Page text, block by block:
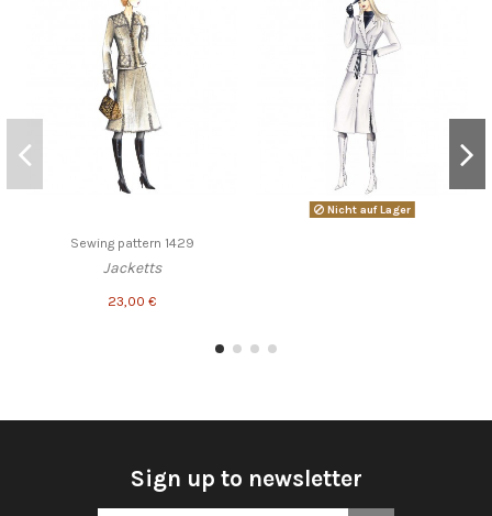
Sewing pattern 1429
Jacketts
23,00 €
Nicht auf Lager
Sign up to newsletter